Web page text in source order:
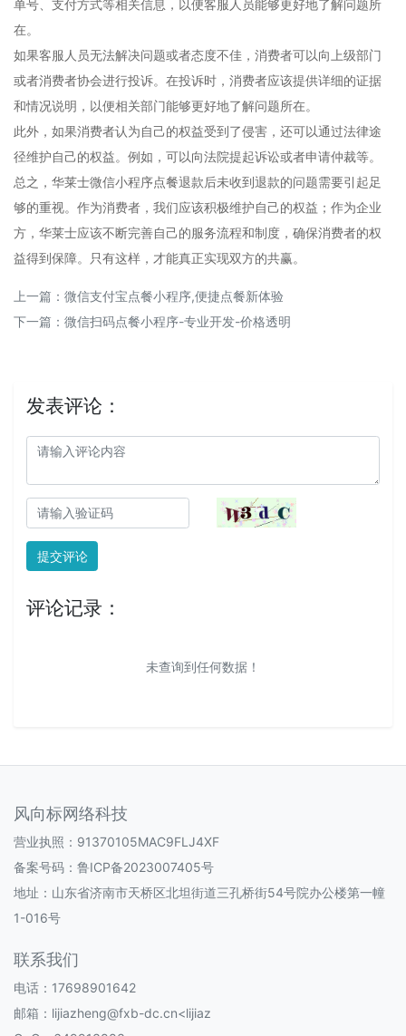
单号、支付方式等相关信息，以便客服人员能够更好地了解问题所
在。
如果客服人员无法解决问题或者态度不佳，消费者可以向上级部门
或者消费者协会进行投诉。在投诉时，消费者应该提供详细的证据
和情况说明，以便相关部门能够更好地了解问题所在。
此外，如果消费者认为自己的权益受到了侵害，还可以通过法律途
径维护自己的权益。例如，可以向法院提起诉讼或者申请仲裁等。
总之，华莱士微信小程序点餐退款后未收到退款的问题需要引起足
够的重视。作为消费者，我们应该积极维护自己的权益；作为企业
方，华莱士应该不断完善自己的服务流程和制度，确保消费者的权
益得到保障。只有这样，才能真正实现双方的共赢。
上一篇： 微信支付宝点餐小程序,便捷点餐新体验
下一篇： 微信扫码点餐小程序-专业开发-价格透明
发表评论：
提交评论
评论记录：
未查询到任何数据！
风向标网络科技
营业执照：91370105MAC9FLJ4XF
备案号码： 鲁ICP备2023007405号
地址：山东省济南市天桥区北坦街道三孔桥街54号院办公楼第一幢
1-016号
联系我们
电话：17698901642
邮箱：lijiazheng@fxb-dc.cn<lijiaz